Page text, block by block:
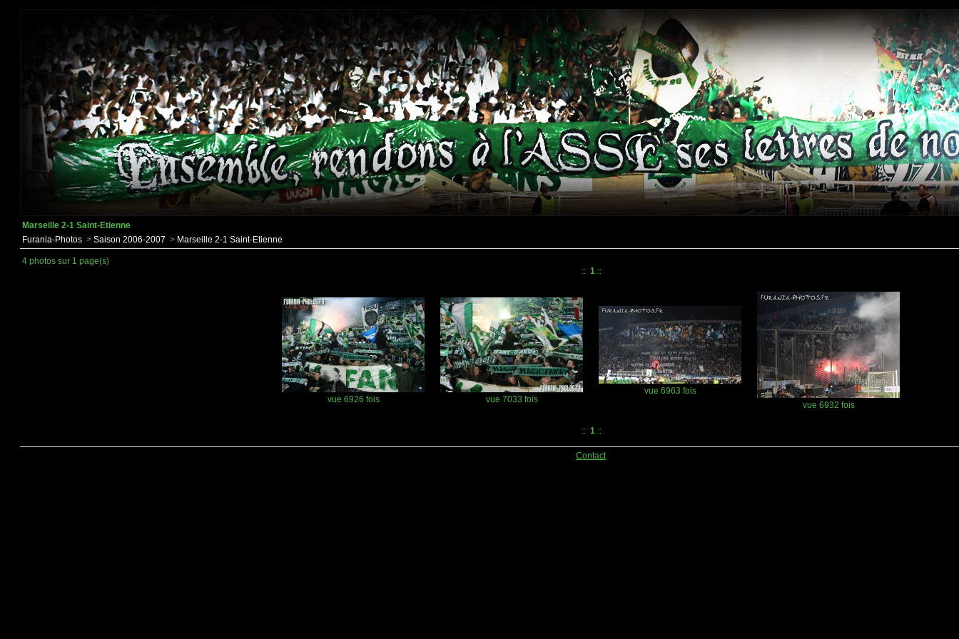
Marseille 2-1 Saint-Etienne
Furania-Photos > Saison 2006-2007 > Marseille 2-1 Saint-Etienne
4 photos sur 1 page(s)
:: 1::
vue 6926 fois vue 7033 fois
vue 6963 fois
vue 6932 fois
:: 1::
Contact